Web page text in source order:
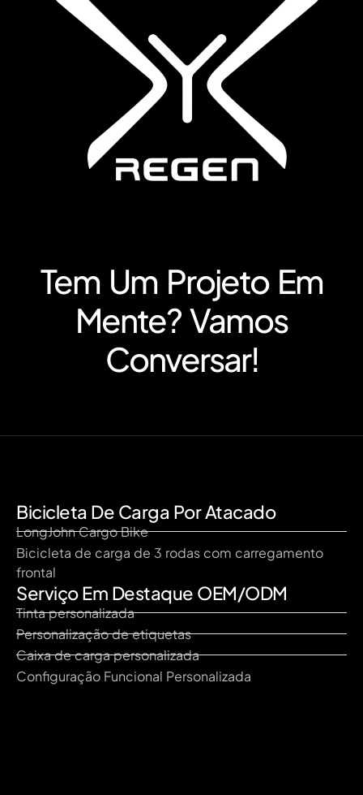
Tem Um Projeto Em
Mente? Vamos
Conversar!
Bicicleta De Carga Por Atacado
LongJohn Cargo Bike
Bicicleta de carga de 3 rodas com carregamento
frontal
Serviço Em Destaque OEM/ODM
Tinta personalizada
Personalização de etiquetas
Caixa de carga personalizada
Configuração Funcional Personalizada